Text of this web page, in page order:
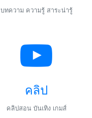
บทความ ความรู้ สาระน่ารู้
คลิป
คลิปสอน บันเทิง เกมส์